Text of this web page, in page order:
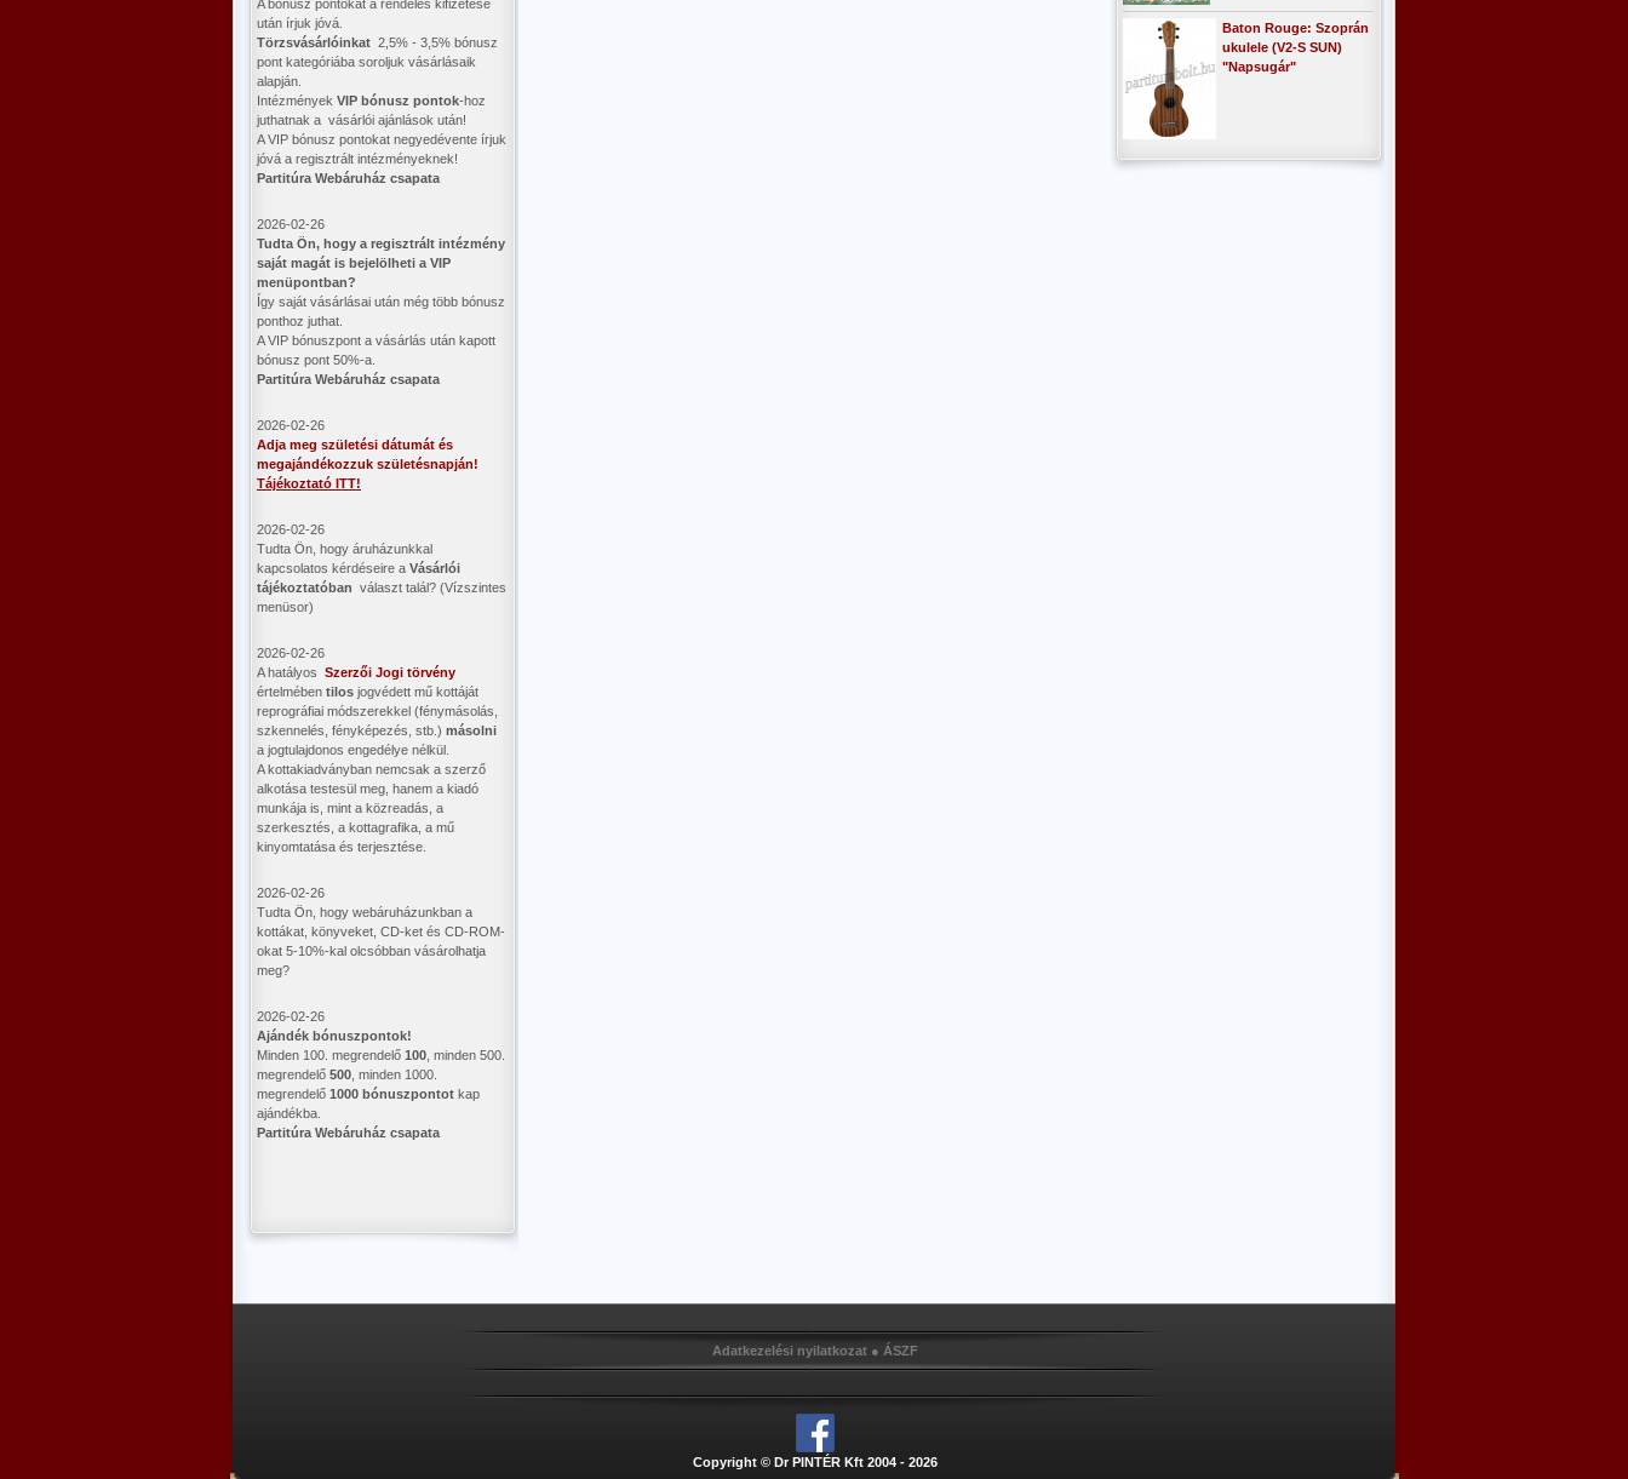
A bónusz pontokat a rendelés kifizetése
után írjuk jóvá.
Törzsvásárlóinkat 2,5% - 3,5% bónusz
pont kategóriába soroljuk vásárlásaik
alapján.
Intézmények VIP bónusz pontok-hoz
juthatnak a vásárlói ajánlások után!
A VIP bónusz pontokat negyedévente írjuk
jóvá a regisztrált intézményeknek!
Partitúra Webáruház csapata
2026-02-26
​Tudta Ön, hogy a regisztrált intézmény
saját magát is bejelölheti a VIP
menüpontban?
Így saját vásárlásai után még több bónusz
ponthoz juthat.
A VIP bónuszpont a vásárlás után kapott
bónusz pont 50%-a.
Partitúra Webáruház csapata
2026-02-26
Adja meg születési dátumát és
megajándékozzuk születésnapján!
Tájékoztató ITT!
2026-02-26
Tudta Ön, hogy áruházunkkal
kapcsolatos kérdéseire a Vásárlói
tájékoztatóban választ talál? (Vízszintes
menüsor)
2026-02-26
A hatályos Szerzői Jogi törvény
értelmében tilos jogvédett mű kottáját
reprográfiai módszerekkel (fénymásolás,
szkennelés, fényképezés, stb.) másolni
a jogtulajdonos engedélye nélkül.
A kottakiadványban nemcsak a szerző
alkotása testesül meg, hanem a kiadó
munkája is, mint a közreadás, a
szerkesztés, a kottagrafika, a mű
kinyomtatása és terjesztése.
2026-02-26
Tudta Ön, hogy webáruházunkban a
kottákat, könyveket, CD-ket és CD-ROM-
okat 5-10%-kal olcsóbban vásárolhatja
meg?
2026-02-26
Ajándék bónuszpontok!
Minden 100. megrendelő 100 , minden 500.
megrendelő 500 , minden 1000.
megrendelő 1000 bónuszpontot kap
ajándékba.
Partitúra Webáruház csapata
Baton Rouge: Szoprán
ukulele (V2-S SUN)
"Napsugár"
Adatkezelési nyilatkozat● ÁSZF
Copyright © Dr PINTÉR Kft 2004 - 2026